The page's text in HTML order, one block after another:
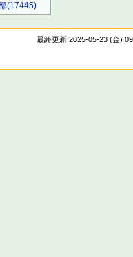
(17445)
最終更新:2025-05-23 (金)